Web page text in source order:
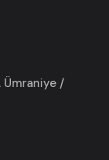
Ümraniye /